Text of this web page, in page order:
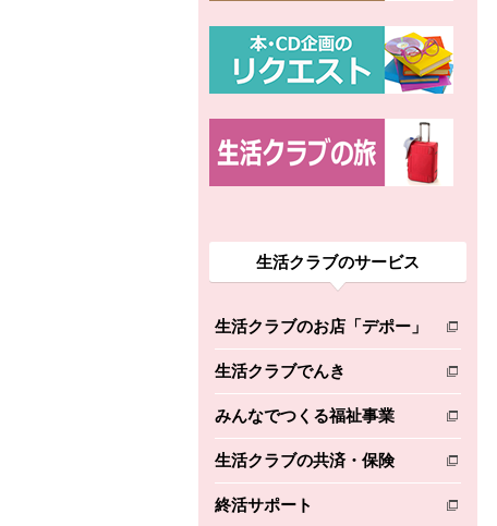
生活クラブのサービス
生活クラブのお店「デポー」
別のウィンドウで開きます。
生活クラブでんき
別のウィンドウで開きます。
みんなでつくる福祉事業
別のウィンドウで開きます。
生活クラブの共済・保険
別のウィンドウで開きます。
終活サポート
別のウィンドウで開きます。